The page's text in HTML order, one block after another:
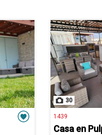
30
1439